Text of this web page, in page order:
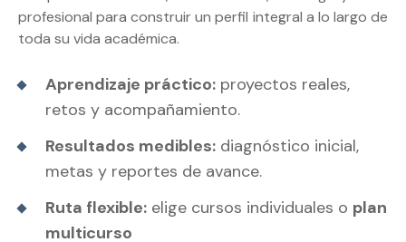
profesional para construir un perfil integral a lo largo de
toda su vida académica.
Aprendizaje práctico: proyectos reales,
retos y acompañamiento.
Resultados medibles: diagnóstico inicial,
metas y reportes de avance.
Ruta flexible: elige cursos individuales o plan
multicurso